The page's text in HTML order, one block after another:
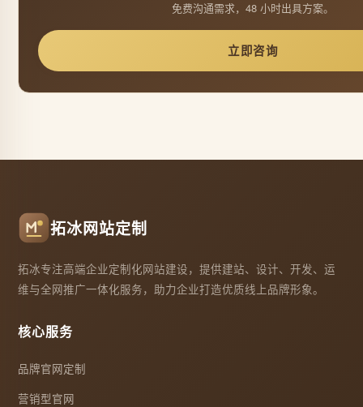
免费沟通需求，48 小时出具方案。
立即咨询
拓冰网站定制
拓冰专注高端企业定制化网站建设，提供建站、设计、开发、运
维与全网推广一体化服务，助力企业打造优质线上品牌形象。
核心服务
品牌官网定制
营销型官网